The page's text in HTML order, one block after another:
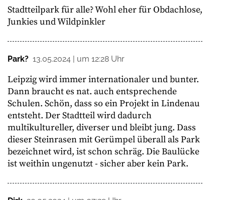
Stadtteilpark für alle? Wohl eher für Obdachlose,
Junkies und Wildpinkler
Park? 13.05.2024 | um 12:28 Uhr
Leipzig wird immer internationaler und bunter.
Dann braucht es nat. auch entsprechende
Schulen. Schön, dass so ein Projekt in Lindenau
entsteht. Der Stadtteil wird dadurch
multikultureller, diverser und bleibt jung. Dass
dieser Steinrasen mit Gerümpel überall als Park
bezeichnet wird, ist schon schräg. Die Baulücke
ist weithin ungenutzt - sicher aber kein Park.